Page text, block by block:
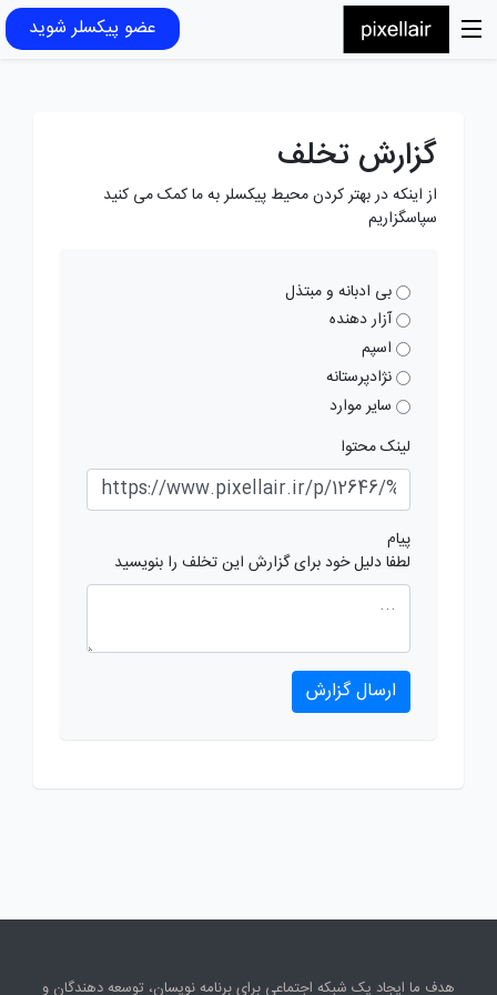
عضو پیکسلر شوید
گزارش تخلف
از اینکه در بهتر کردن محیط پیکسلر به ما کمک می کنید
سپاسگزاریم
بی ادبانه و مبتذل
آزار دهنده
اسپم
نژادپرستانه
سایر موارد
لینک محتوا
پیام
لطفا دلیل خود برای گزارش این تخلف را بنویسید
ارسال گزارش
هدف ما ایجاد یک شبکه اجتماعی برای برنامه نویسان، توسعه دهندگان و